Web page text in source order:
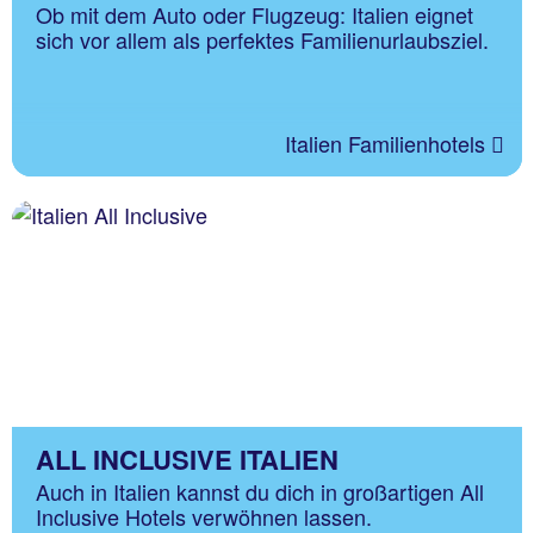
Ob mit dem Auto oder Flugzeug: Italien eignet
sich vor allem als perfektes Familienurlaubsziel.
Italien Familienhotels
ALL INCLUSIVE ITALIEN
Auch in Italien kannst du dich in großartigen All
Inclusive Hotels verwöhnen lassen.